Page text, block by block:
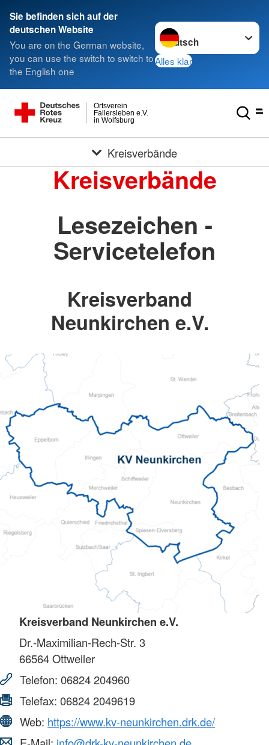
Sie befinden sich auf der
deutschen Website
You are on the German website,
you can use the switch to switch to
the English one
Sprache wechseln zu
Alles klar
in Wolfsburg
Fallersleben e.V.
Ortsverein
Kreisverbände
Kreisverbände
Lesezeichen -
Servicetelefon
Kreisverband
Neunkirchen e.V.
Kreisverband Neunkirchen e.V.
Dr.-Maximilian-Rech-Str. 3
66564Ottweiler
Telefon: 06824 204960
Telefax: 06824 2049619
Web: https://www.kv-neunkirchen.drk.de/